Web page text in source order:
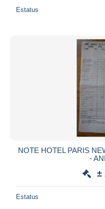
Estatus
NOTE HOTEL PARIS
-
±
Estatus